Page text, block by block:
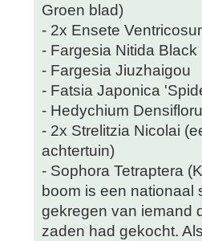
Groen blad)
- 2x Ensete
- Fargesia Nitida Black
- Fargesia Jiuzhaigou
- Fatsia Japonica
- Hedychium
- 2x Strelitzia Nicolai
achtertuin)
- Sophora Tetraptera
boom is een nationaal
gekregen van iemand
zaden had gekocht.